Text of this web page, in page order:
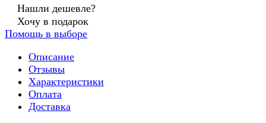
Нашли дешевле?
Хочу в подарок
Помощь в выборе
Описание
Отзывы
Характеристики
Оплата
Доставка